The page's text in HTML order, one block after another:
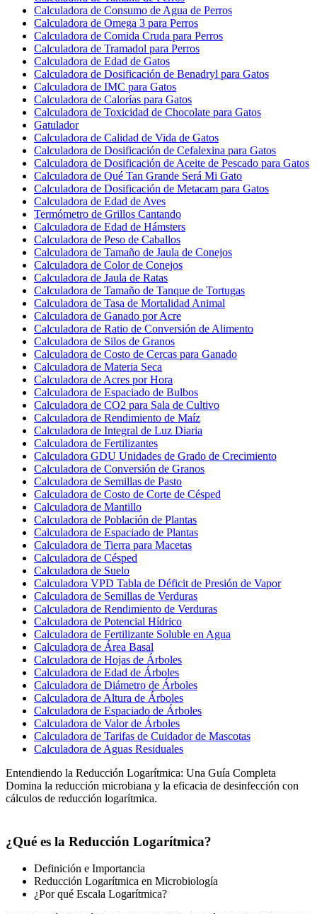
Calculadora de Consumo de Agua de Perros
Calculadora de Omega 3 para Perros
Calculadora de Comida Cruda para Perros
Calculadora de Tramadol para Perros
Calculadora de Edad de Gatos
Calculadora de Dosificación de Benadryl para Gatos
Calculadora de IMC para Gatos
Calculadora de Calorías para Gatos
Calculadora de Toxicidad de Chocolate para Gatos
Gatulador
Calculadora de Calidad de Vida de Gatos
Calculadora de Dosificación de Cefalexina para Gatos
Calculadora de Dosificación de Aceite de Pescado para Gatos
Calculadora de Qué Tan Grande Será Mi Gato
Calculadora de Dosificación de Metacam para Gatos
Calculadora de Edad de Aves
Termómetro de Grillos Cantando
Calculadora de Edad de Hámsters
Calculadora de Peso de Caballos
Calculadora de Tamaño de Jaula de Conejos
Calculadora de Color de Conejos
Calculadora de Jaula de Ratas
Calculadora de Tamaño de Tanque de Tortugas
Calculadora de Tasa de Mortalidad Animal
Calculadora de Ganado por Acre
Calculadora de Ratio de Conversión de Alimento
Calculadora de Silos de Granos
Calculadora de Costo de Cercas para Ganado
Calculadora de Materia Seca
Calculadora de Acres por Hora
Calculadora de Espaciado de Bulbos
Calculadora de CO2 para Sala de Cultivo
Calculadora de Rendimiento de Maíz
Calculadora de Integral de Luz Diaria
Calculadora de Fertilizantes
Calculadora GDU Unidades de Grado de Crecimiento
Calculadora de Conversión de Granos
Calculadora de Semillas de Pasto
Calculadora de Costo de Corte de Césped
Calculadora de Mantillo
Calculadora de Población de Plantas
Calculadora de Espaciado de Plantas
Calculadora de Tierra para Macetas
Calculadora de Césped
Calculadora de Suelo
Calculadora VPD Tabla de Déficit de Presión de Vapor
Calculadora de Semillas de Verduras
Calculadora de Rendimiento de Verduras
Calculadora de Potencial Hídrico
Calculadora de Fertilizante Soluble en Agua
Calculadora de Área Basal
Calculadora de Hojas de Árboles
Calculadora de Edad de Árboles
Calculadora de Diámetro de Árboles
Calculadora de Altura de Árboles
Calculadora de Espaciado de Árboles
Calculadora de Valor de Árboles
Calculadora de Tarifas de Cuidador de Mascotas
Calculadora de Aguas Residuales
Entendiendo la Reducción Logarítmica: Una Guía Completa
Domina la reducción microbiana y la eficacia de desinfección con
cálculos de reducción logarítmica.
¿Qué es la Reducción Logarítmica?
Definición e Importancia
Reducción Logarítmica en Microbiología
¿Por qué Escala Logarítmica?